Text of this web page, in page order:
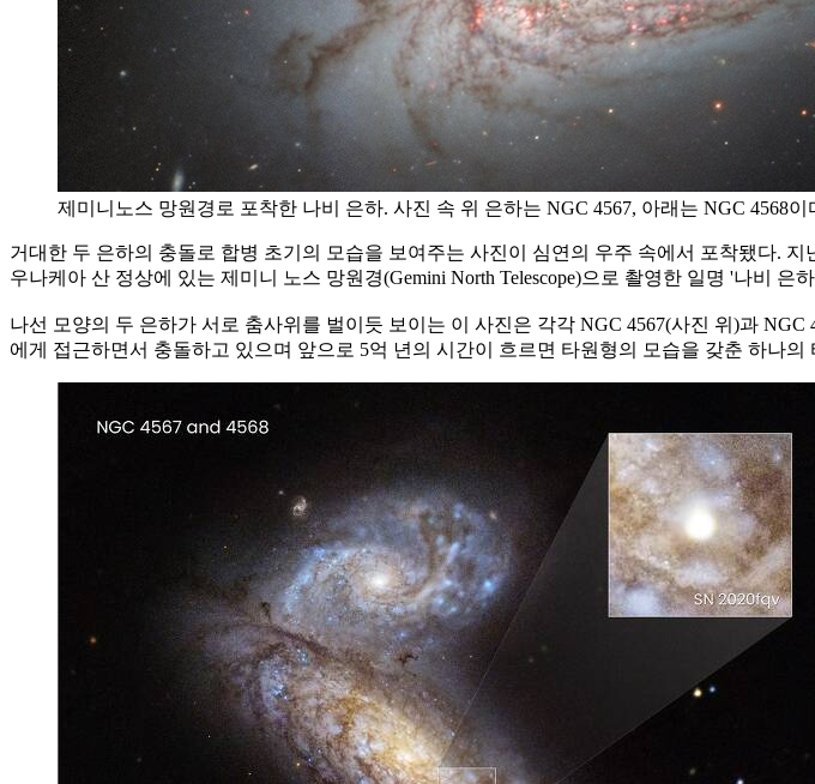
제미니노스 망원경로 포착한 나비 은하. 사진 속 위 은하는 NGC 4567, 아래는 NGC 4568이
거대한 두 은하의 충돌로 합병 초기의 모습을 보여주는 사진이 심연의 우주 속에서 포착됐다.
우나케아 산 정상에 있는 제미니 노스 망원경(Gemini North Telescope)으로 촬영한 일명 '나비 은
나선 모양의 두 은하가 서로 춤사위를 벌이듯 보이는 이 사진은 각각 NGC 4567(사진 위)과
에게 접근하면서 충돌하고 있으며 앞으로 5억 년의 시간이 흐르면 타원형의 모습을 갖춘 하나의